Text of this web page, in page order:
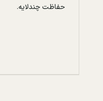
حفاظت چندلایه.